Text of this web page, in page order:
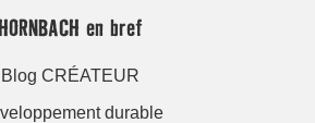
en bref
Blog CRÉATEUR
durable